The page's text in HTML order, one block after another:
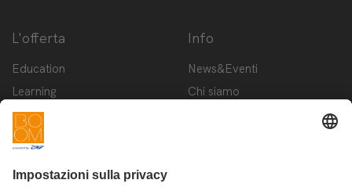
L'offerta
Education
Learning
Innovation
Startup
Info
News&Eventi
Chi siamo